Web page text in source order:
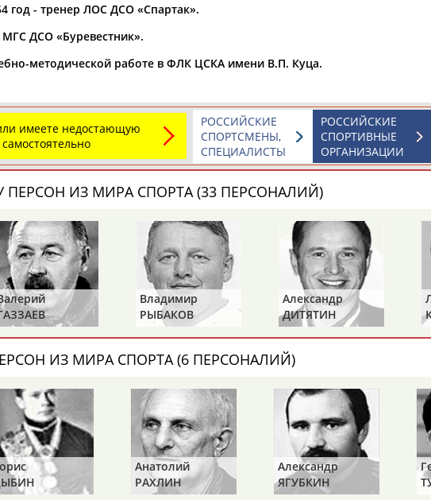
НАШИ КНОПКИ РЕКЛАМА
Адресов в новостной
Подпишись
год - тренер ЛОС ДСО «Спартак».
ДСО «Буревестник».
методической работе в ФЛК ЦСКА имени В.П. Куца.
имеете недостающую
РОССИЙСКИЕ
СПОРТИВНЫЕ
ОРГАНИЗАЦИИ
РОССИЙСКИЕ
СПОРТСМЕНЫ,
СПЕЦИАЛИСТЫ
ПЕРСОН ИЗ МИРА СПОРТА (33 ПЕРСОНАЛИЙ)
Владимир
РЫБАКОВ
Александр
ДИТЯТИН
Лариса
КАРЛОВА
ИЗ МИРА СПОРТА (6 ПЕРСОНАЛИЙ)
Иван
ОГАНОВ
Борис
ЦЫБИН
Анатолий
РАХЛИН